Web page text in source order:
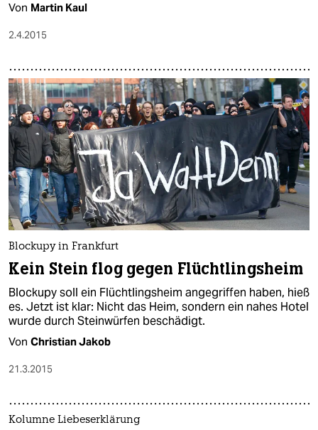
Von Martin Kaul
2.4.2015
Blockupy in Frankfurt
Kein Stein flog gegen Flüchtlingsheim
Blockupy soll ein Flüchtlingsheim angegriffen haben, hieß
es. Jetzt ist klar: Nicht das Heim, sondern ein nahes Hotel
wurde durch Steinwürfen beschädigt.
Von Christian Jakob
21.3.2015
Kolumne Liebeserklärung